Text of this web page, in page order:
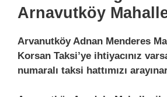
Arnavutköy
Arvanutköy Adnan Menderes
Korsan Taksi’ye ihtiyacınız
numaralı taksi hattımızı